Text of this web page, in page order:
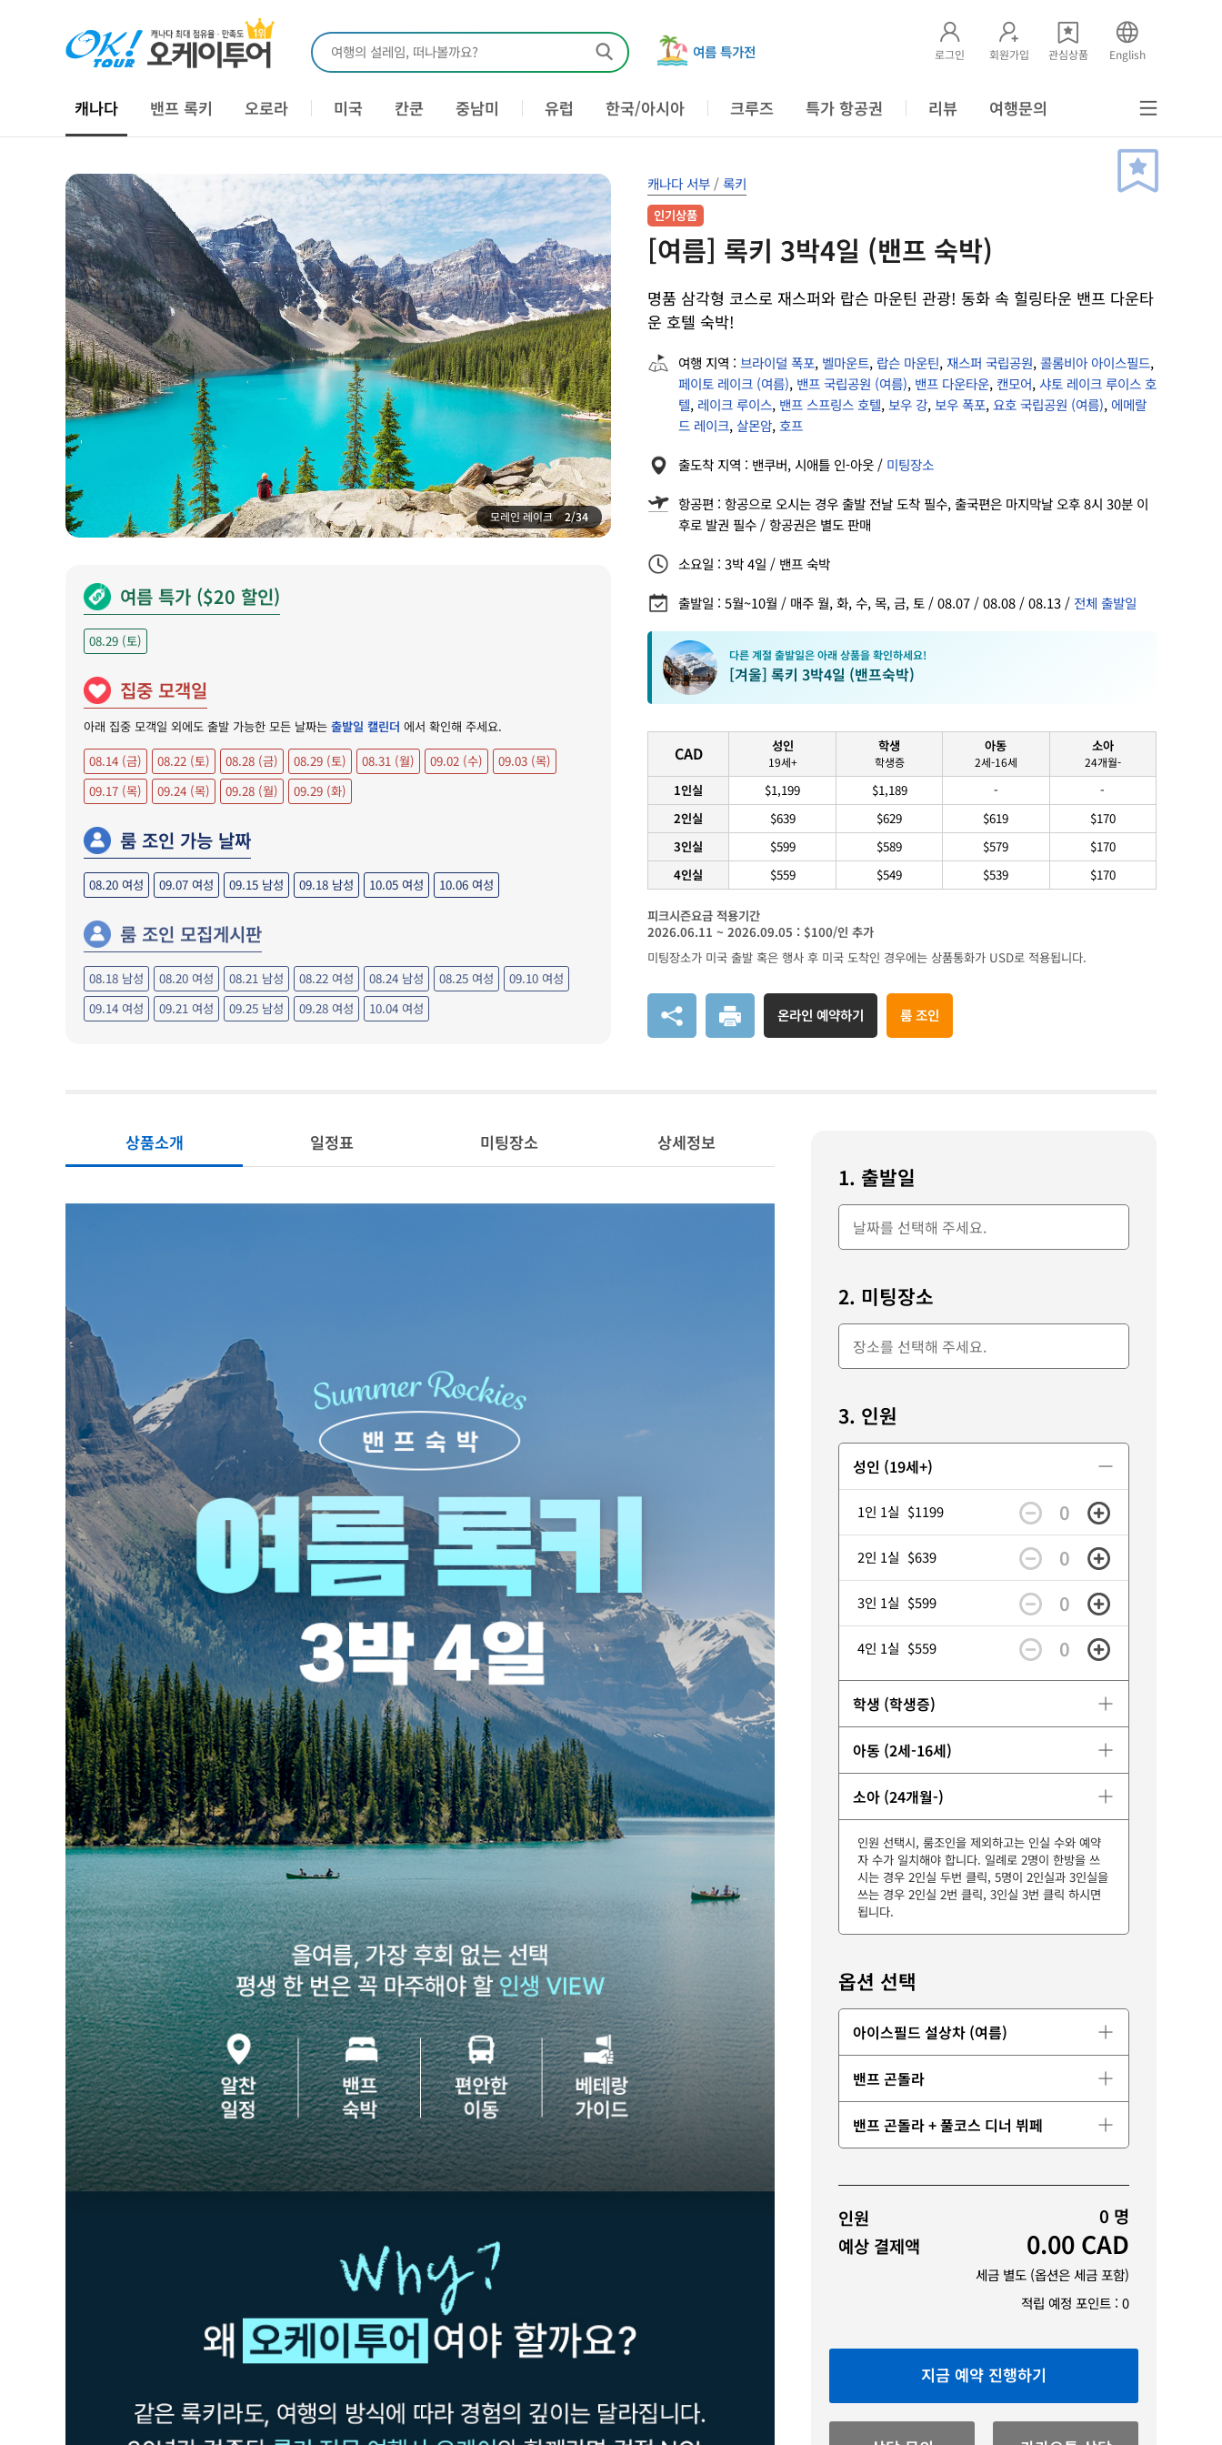
여행의 설레임, 떠나볼까요? 여름 특가전 로그인 회원가입 관심상품 English
캐나다 밴프 록키 오로라 미국 칸쿤 중남미 유럽 한국/아시아 크루즈 특가 항공권 리뷰 여행문의
모레인 레이크 2/34
여름 특가 ($20 할인)
08.29 (토)
집중 모객일
아래 집중 모객일 외에도 출발 가능한 모든 날짜는 출발일 캘린더 에서 확인해 주세요.
08.14 (금)
08.22 (토) 08.28 (금) 08.29 (토) 08.31 (월) 09.02 (수)
09.03 (목)
09.17 (목)
09.24 (목) 09.28 (월) 09.29 (화)
룸 조인 가능 날짜
08.20 여성 09.07 여성 09.15 남성 09.18 남성 10.05 여성 10.06 여성
룸 조인 모집게시판
08.18 남성 08.20 여성 08.21 남성 08.22 여성 08.24 남성 08.25 여성
09.10 여성
09.14 여성
09.21 여성 09.25 남성 09.28 여성 10.04 여성
캐나다 서부 /록키
인기상품
[여름] 록키 3박4일 (밴프 숙박)
명품 삼각형 코스로 재스퍼와 랍슨 마운틴 관광! 동화 속 힐링타운 밴프 다운타
운 호텔 숙박!
여행 지역 : 브라이덜 폭포, 벨마운트, 랍슨 마운틴, 재스퍼 국립공원, 콜롬비아 아이스필드,
페이토 레이크 (여름), 밴프 국립공원 (여름), 밴프 다운타운, 캔모어, 샤토 레이크 루이스 호
텔, 레이크 루이스, 밴프 스프링스 호텔, 보우 강, 보우 폭포, 요호 국립공원 (여름), 에메랄
드 레이크, 살몬암, 호프
출도착 지역 : 밴쿠버, 시애틀 인-아웃 / 미팅장소
항공편 : 항공으로 오시는 경우 출발 전날 도착 필수, 출국편은 마지막날 오후 8시 30분 이
후로 발권 필수 / 항공권은 별도 판매
소요일 : 3박 4일 / 밴프 숙박
출발일 : 5월~10월 / 매주 월, 화, 수, 목, 금, 토 / 08.07 / 08.08 / 08.13 / 전체 출발일
다른 계절 출발일은 아래 상품을 확인하세요!
[겨울] 록키 3박4일 (밴프숙박)
CAD
1인실
2인실
3인실
4인실
성인
19세+
$1,199
$639
$599
$559
학생
학생증
$1,189
$629
$589
$549
아동
2세-16세
-
$619
$579
$539
소아
24개월-
-
$170
$170
$170
피크시즌요금 적용기간
2026.06.11 ~ 2026.09.05 : $100/인 추가
미팅장소가 미국 출발 혹은 행사 후 미국 도착인 경우에는 상품통화가 USD로 적용됩니다.
온라인 예약하기 룸 조인
상품소개 일정표 미팅장소 상세정보
1. 출발일
2. 미팅장소
3. 인원
성인 (19세+)
1인 1실 $1199 0
2인 1실 $639 0
3인 1실 $599 0
4인 1실 $559 0
학생 (학생증)
아동 (2세-16세)
소아 (24개월-)
인원 선택시, 룸조인을 제외하고는 인실 수와 예약
자 수가 일치해야 합니다. 일례로 2명이 한방을 쓰
시는 경우 2인실 두번 클릭, 5명이 2인실과 3인실을
쓰는 경우 2인실 2번 클릭, 3인실 3번 클릭 하시면
됩니다.
옵션 선택
아이스필드 설상차 (여름)
밴프 곤돌라
밴프 곤돌라 + 풀코스 디너 뷔페
0 명
인원
0.00 CAD
예상 결제액
세금 별도 (옵션은 세금 포함)
적립 예정 포인트 : 0
지금 예약 진행하기